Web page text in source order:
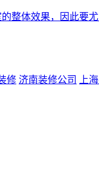
整体效果，因此要
修 济南装修公司 上